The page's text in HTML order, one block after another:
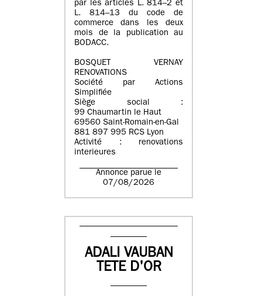
par les articles L. 814–2 et
L. 814–13 du code de
commerce dans les deux
mois de la publication au
BODACC.
BOSQUET VERNAY
RENOVATIONS
Société par Actions
Simplifiée
Siège social :
99 Chaumartin le Haut
69560 Saint-Romain-en-Gal
881 897 995 RCS Lyon
Activité : renovations
interieures
Annonce parue le
07/08/2026
ADALI VAUBAN
TETE D'OR